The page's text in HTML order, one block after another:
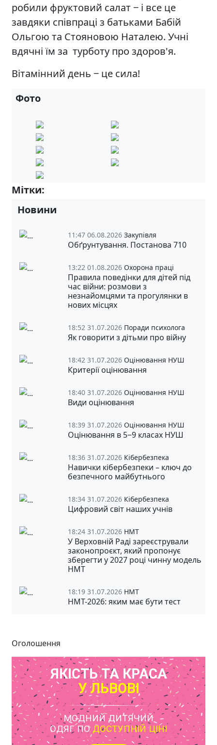
робили фруктовий салат ‒ і все це
завдяки співпраці з батьками Бабій
Ольгою та Стояновою Наталею. Учні
вдячні їм за турботу про здоров'я.
Вітамінний день ‒ це сила!
Фото
Мітки:
Новини
11:47 06.08.2026 Закупівля
Обґрунтування. Постанова 710
13:22 01.08.2026 Охорона праці
Правила поведінки для дітей під
час війни: розмови з
незнайомцями та прогулянки в
нових місцях
18:52 31.07.2026 Поради психолога
Як говорити з дітьми про війну
18:42 31.07.2026 Оцінювання НУШ
Критерії оцінювання
18:40 31.07.2026 Оцінювання НУШ
Види оцінювання
18:39 31.07.2026 Оцінювання НУШ
Оцінювання в 5‒9 класах НУШ
18:36 31.07.2026 Кібербезпека
Навички кібербезпеки – ключ до
безпечного майбутнього
18:34 31.07.2026 Кібербезпека
Цифровий світ наших учнів
18:24 31.07.2026 НМТ
У Верховній Раді зареєстрували
законопроєкт, який пропонує
зберегти у 2027 році чинну модель
НМТ
18:19 31.07.2026 НМТ
НМТ-2026: яким має бути тест
Оголошення
ЯКІСТЬ ТА КРАСА
У ЛЬВОВІ
МОДНИЙ ДИТЯЧИЙ
ОДЯГ ПО ДОСТУПНІЙ ЦІНІ